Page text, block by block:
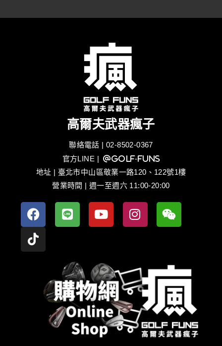
高爾夫武器瘋子
聯絡電話 | 02-8502-0367
官方LINE | @golf-funs
地址 | 臺北市中山區敬業一路120、122號1樓
營業時間 | 週一至週六 11:00-20:00